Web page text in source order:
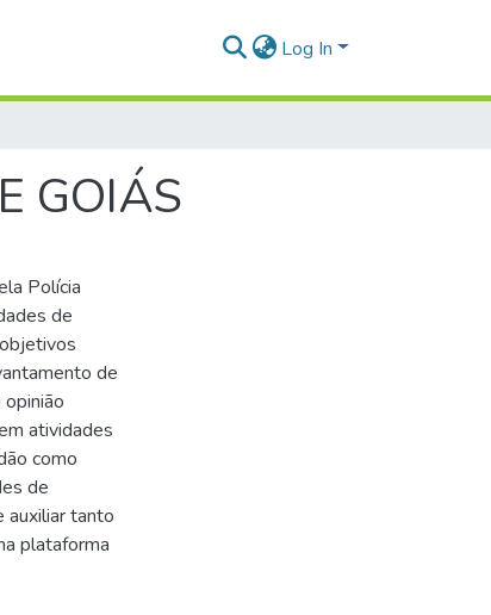
Log In
GOIÁS
Polícia
de
de
atividades
como
de
auxiliar tanto
plataforma